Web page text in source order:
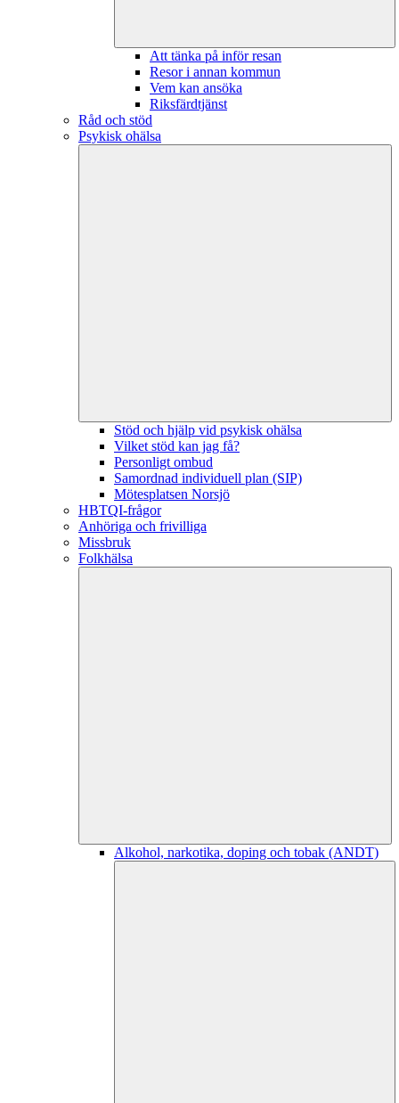
Att tänka på inför resan
Resor i annan kommun
Vem kan ansöka
Riksfärdtjänst
Råd och stöd
Psykisk ohälsa
Stöd och hjälp vid psykisk ohälsa
Vilket stöd kan jag få?
Personligt ombud
Samordnad individuell plan (SIP)
Mötesplatsen Norsjö
HBTQI-frågor
Anhöriga och frivilliga
Missbruk
Folkhälsa
Alkohol, narkotika, doping och tobak (ANDT)